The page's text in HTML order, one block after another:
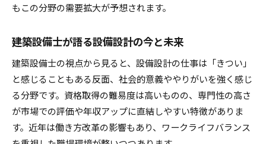
もこの分野の需要拡大が予想されます。
建築設備士が語る設備設計の今と未来
建築設備士の視点から見ると、設備設計の仕事は「きつい」
と感じることもある反面、社会的意義ややりがいを強く感じ
る分野です。資格取得の難易度は高いものの、専門性の高さ
が市場での評価や年収アップに直結しやすい特徴がありま
す。近年は働き方改革の影響もあり、ワークライフバランス